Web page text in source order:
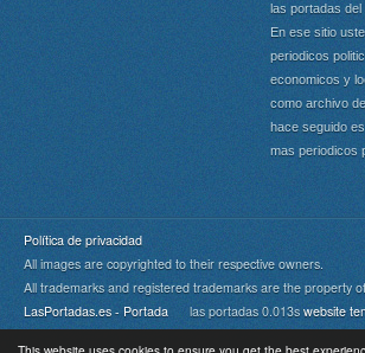
las portadas
En ese sitio
periodicos
economicos y
como archivo
hace seguido
mas periodicos
Política de privacidad
All images are copyrighted to their respective owners.
All trademarks and registered trademarks are the property
LasPortadas.es - Portada las portadas 0.013s website